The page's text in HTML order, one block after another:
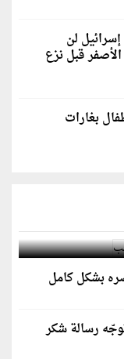
لن
قبل نزع
منهم 3 أطفال بغارات
بشكل كامل
رسالة شكر